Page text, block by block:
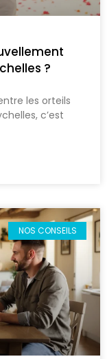
?
les orteils
c’est
NOS CONSEILS